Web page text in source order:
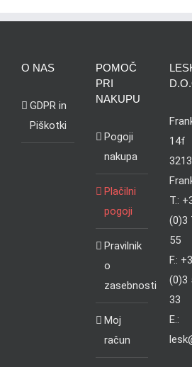
O NAS
GDPR in
Piškotki
POMOČ
PRI
NAKUPU
Pogoji
nakupa
Plačilni
pogoji
Pravilnik
o
zasebnosti
Moj
račun
14f
3213
T.:
(0)3
55
F.:
(0)3
33
E.: